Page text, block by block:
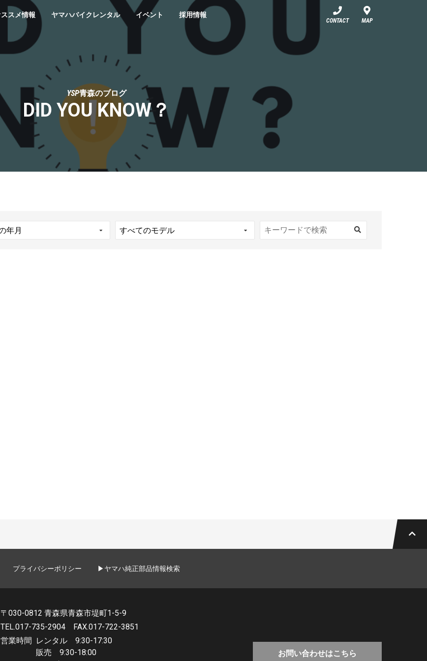
スメ情報 ヤマハバイクレンタル イベント 採用情報
CONTACT MAP
YSP青森のブログ
DID YOU KNOW？
プライバシーポリシー ▶ヤマハ純正部品情報検索
〒030-0812 青森県青森市堤町1-5-9
TEL.017-735-2904
FAX.017-722-3851
営業時間 レンタル 9:30-17:30
販売 9:30-18:00
お問い合わせはこちら